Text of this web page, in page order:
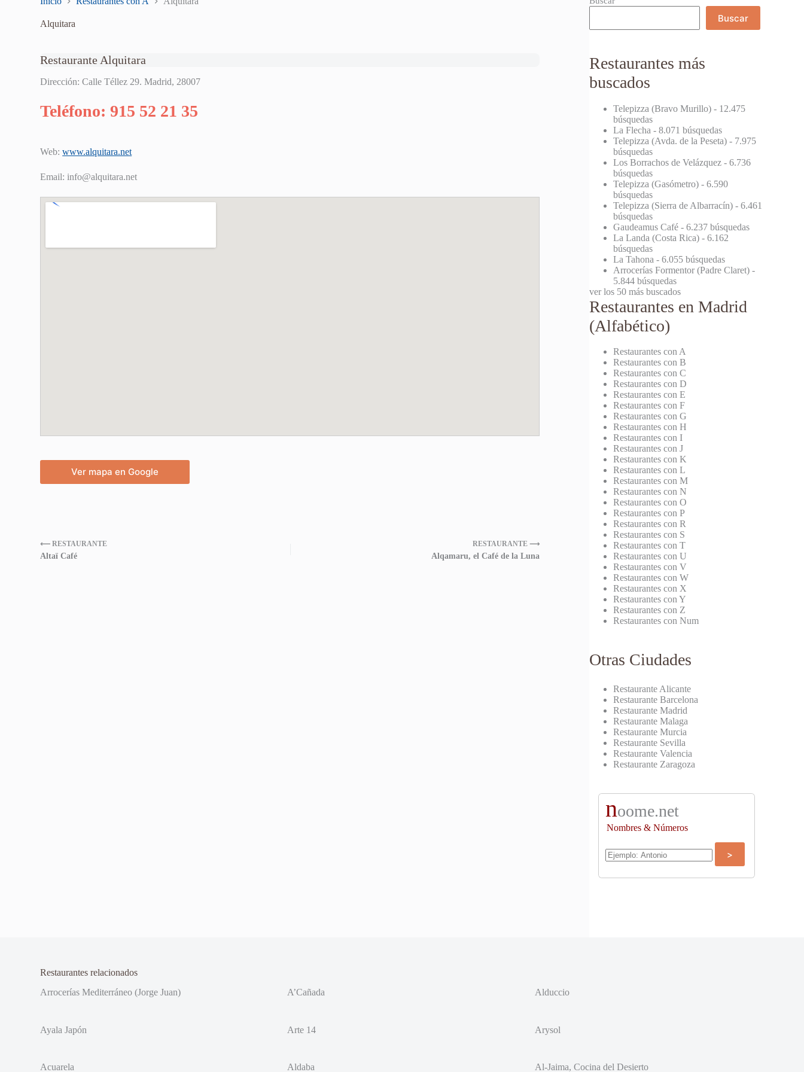
Alquitara
Restaurante Alquitara
Dirección: Calle Téllez 29. Madrid, 28007
Teléfono: 915 52 21 35
Web:www.alquitara.net
Email: info@alquitara.net
Ver mapa en Google
⟵ RESTAURANTE
Altaï Café
RESTAURANTE ⟶
Alqamaru, el Café de la Luna
Buscar
Restaurantes más
buscados
Telepizza (Bravo Murillo) - 12.475
búsquedas
La Flecha - 8.071 búsquedas
Telepizza (Avda. de la Peseta) - 7.975
búsquedas
Los Borrachos de Velázquez - 6.736
búsquedas
Telepizza (Gasómetro) - 6.590
búsquedas
Telepizza (Sierra de Albarracín) - 6.461
búsquedas
Gaudeamus Café - 6.237 búsquedas
La Landa (Costa Rica) - 6.162
búsquedas
La Tahona - 6.055 búsquedas
Arrocerías Formentor (Padre Claret) -
5.844 búsquedas
ver los 50 más buscados
Restaurantes en Madrid
(Alfabético)
Restaurantes con A
Restaurantes con B
Restaurantes con C
Restaurantes con D
Restaurantes con E
Restaurantes con F
Restaurantes con G
Restaurantes con H
Restaurantes con I
Restaurantes con J
Restaurantes con K
Restaurantes con L
Restaurantes con M
Restaurantes con N
Restaurantes con O
Restaurantes con P
Restaurantes con R
Restaurantes con S
Restaurantes con T
Restaurantes con U
Restaurantes con V
Restaurantes con W
Restaurantes con X
Restaurantes con Y
Restaurantes con Z
Restaurantes con Num
Otras Ciudades
Restaurante Alicante
Restaurante Barcelona
Restaurante Madrid
Restaurante Malaga
Restaurante Murcia
Restaurante Sevilla
Restaurante Valencia
Restaurante Zaragoza
noome.net
Nombres & Números
Restaurantes relacionados
Arrocerías Mediterráneo (Jorge Juan)
A’Cañada Alduccio
Ayala Japón Arte 14 Arysol
Acuarela Aldaba Al-Jaima, Cocina del Desierto